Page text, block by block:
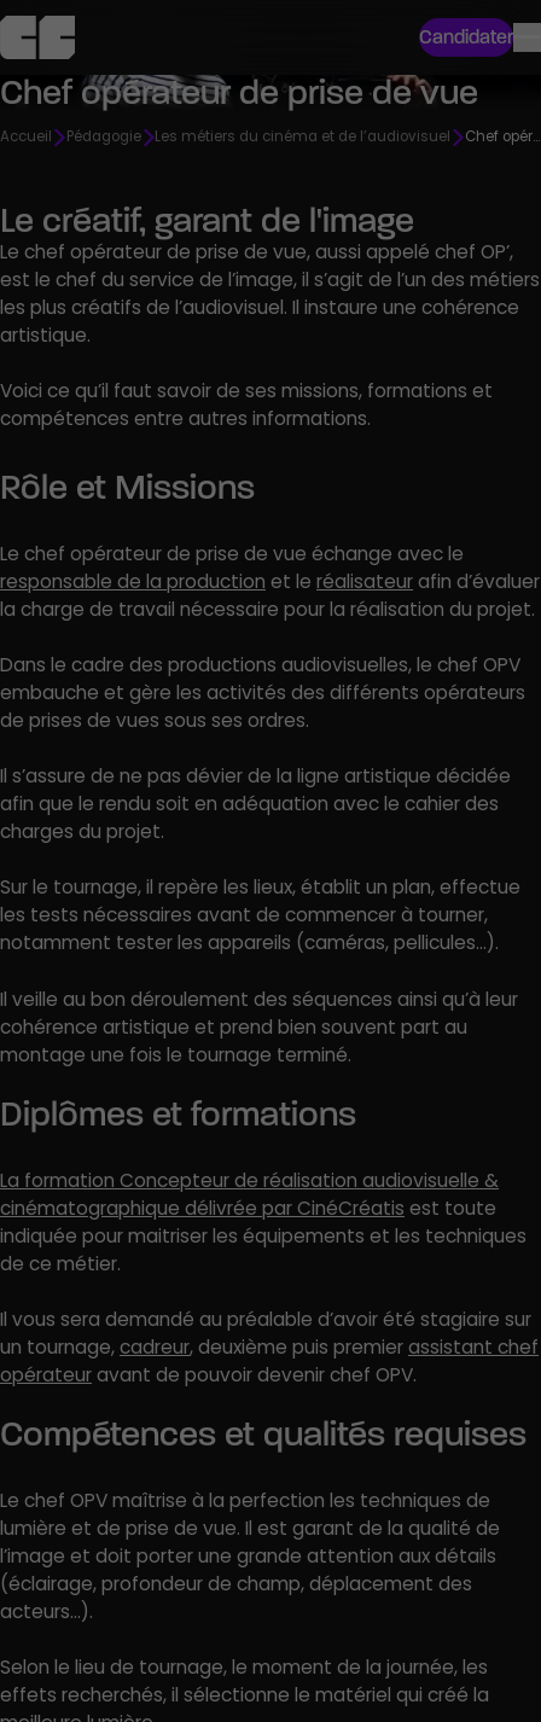
Candidater
Chef opérateur de prise de vue
Accueil Pédagogie Les métiers du cinéma et de l’audiovisuel Chef opérateur de prise de vue
Le créatif, garant de l'image
Le chef opérateur de prise de vue, aussi appelé chef OP’,
est le chef du service de l’image, il s’agit de l’un des métiers
les plus créatifs de l’audiovisuel. Il instaure une cohérence
artistique.
Voici ce qu’il faut savoir de ses missions, formations et
compétences entre autres informations.
Rôle et Missions
Le chef opérateur de prise de vue échange avec le
responsable de la production et le réalisateurafin d’évaluer
la charge de travail nécessaire pour la réalisation du projet.
Dans le cadre des productions audiovisuelles, le chef OPV
embauche et gère les activités des différents opérateurs
de prises de vues sous ses ordres.
Il s’assure de ne pas dévier de la ligne artistique décidée
afin que le rendu soit en adéquation avec le cahier des
charges du projet.
Sur le tournage, il repère les lieux, établit un plan, effectue
les tests nécessaires avant de commencer à tourner,
notamment tester les appareils (caméras, pellicules…).
Il veille au bon déroulement des séquences ainsi qu’à leur
cohérence artistique et prend bien souvent part au
montage une fois le tournage terminé.
Diplômes et formations
La formation Concepteur de réalisation audiovisuelle &
cinématographique délivrée par CinéCréatis est toute
indiquée pour maitriser les équipements et les techniques
de ce métier.
Il vous sera demandé au préalable d’avoir été stagiaire sur
un tournage,cadreur, deuxième puis premierassistant chef
opérateuravant de pouvoir devenir chef OPV.
Compétences et qualités requises
Le chef OPV maîtrise à la perfection les techniques de
lumière et de prise de vue. Il est garant de la qualité de
l’image et doit porter une grande attention aux détails
(éclairage, profondeur de champ, déplacement des
acteurs…).
Selon le lieu de tournage, le moment de la journée, les
effets recherchés, il sélectionne le matériel qui créé la